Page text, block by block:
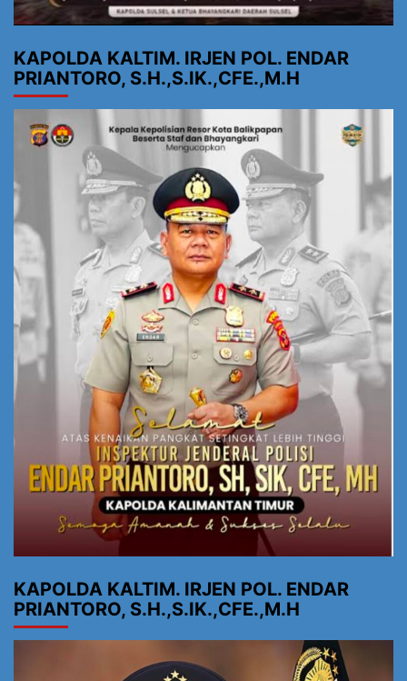
KAPOLDA KALTIM. IRJEN POL. ENDAR
PRIANTORO, S.H.,S.IK.,CFE.,M.H
KAPOLDA KALTIM. IRJEN POL. ENDAR
PRIANTORO, S.H.,S.IK.,CFE.,M.H